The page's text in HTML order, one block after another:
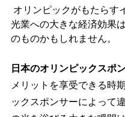
光業への大きな経済効果
のものかもしれません。
日本のオリンピックスポ
メリットを享受できる時
ックスポンサーによって